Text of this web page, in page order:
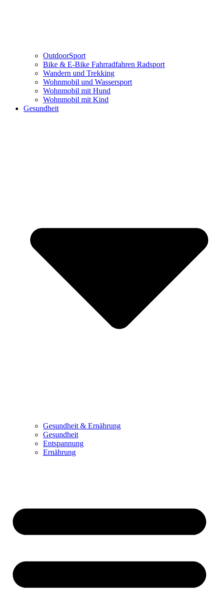
OutdoorSport
Bike & E-Bike Fahrradfahren Radsport
Wandern und Trekking
Wohnmobil und Wassersport
Wohnmobil mit Hund
Wohnmobil mit Kind
Gesundheit
Gesundheit & Ernährung
Gesundheit
Entspannung
Ernährung